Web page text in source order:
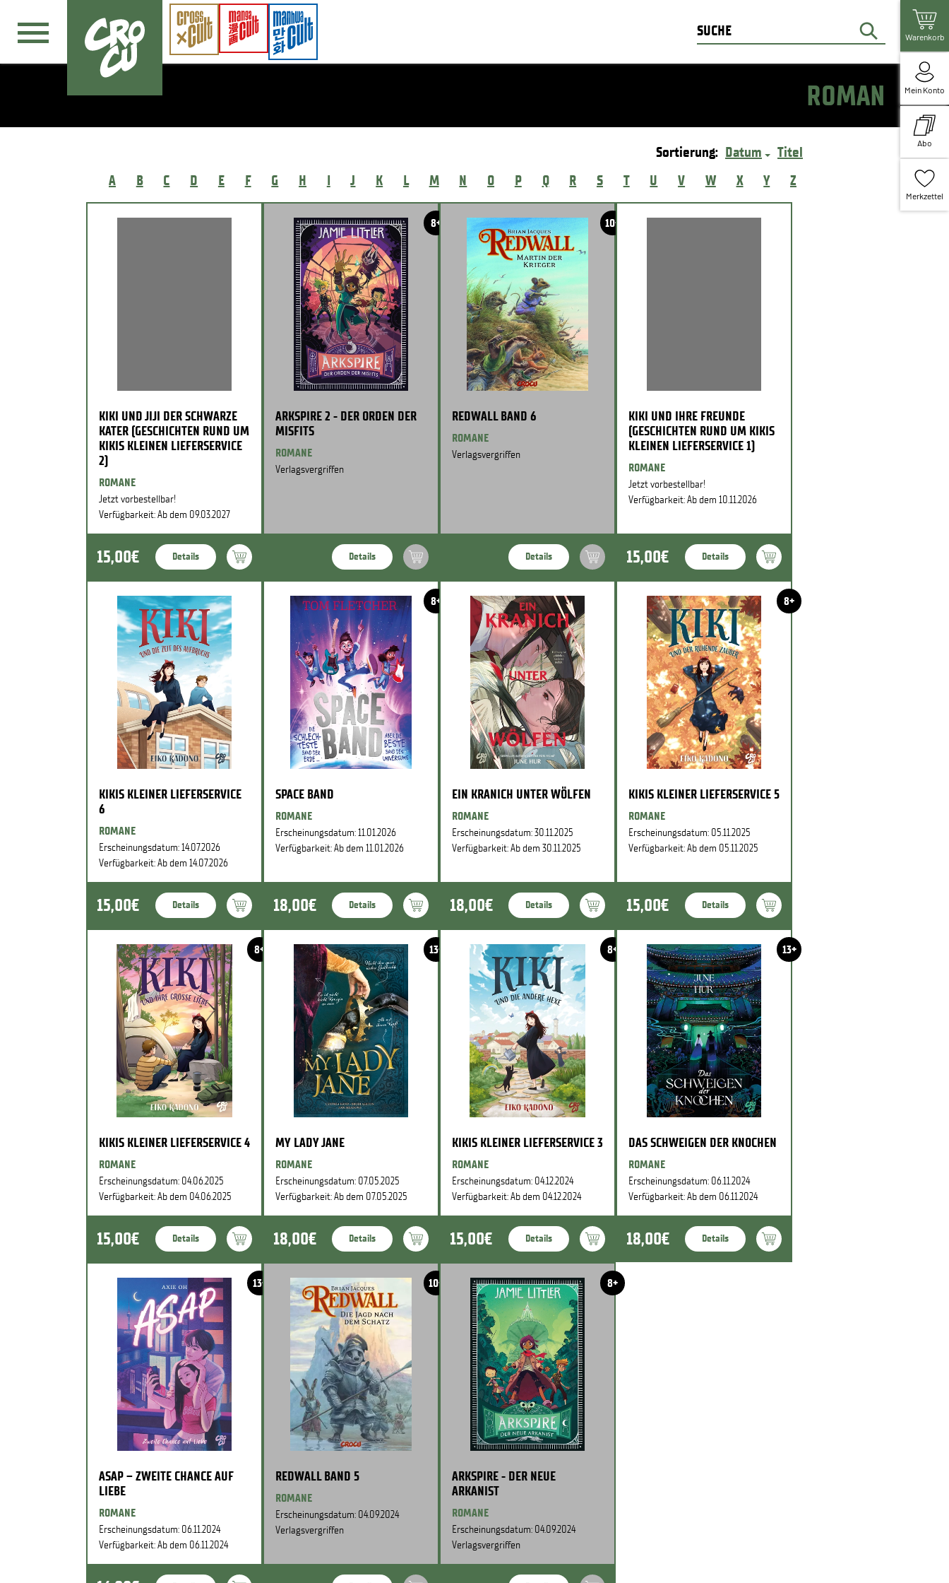
Warenkorb
Mein Konto
Abo
Merkzettel
ROMAN
Sortierung: Datum
Titel
A
B C D E F G H I J K L M N O P Q R S T U V W X Y Z
KIKI UND JIJI DER SCHWARZE
KATER (GESCHICHTEN RUND UM
KIKIS KLEINEN LIEFERSERVICE
2)
ROMANE
Jetzt vorbestellbar!
Verfügbarkeit: Ab dem 09.03.2027
15,00€ Details
8+
ARKSPIRE 2 - DER ORDEN DER
MISFITS
ROMANE
Verlagsvergriffen
Details
10+
REDWALL BAND 6
ROMANE
Verlagsvergriffen
Details
KIKI UND IHRE FREUNDE
(GESCHICHTEN RUND UM KIKIS
KLEINEN LIEFERSERVICE 1)
ROMANE
Jetzt vorbestellbar!
Verfügbarkeit: Ab dem 10.11.2026
15,00€ Details
KIKIS KLEINER LIEFERSERVICE
6
ROMANE
Erscheinungsdatum: 14.07.2026
Verfügbarkeit: Ab dem 14.07.2026
15,00€ Details
8+
SPACE BAND
ROMANE
Erscheinungsdatum: 11.01.2026
Verfügbarkeit: Ab dem 11.01.2026
18,00€ Details
EIN KRANICH UNTER WÖLFEN
ROMANE
Erscheinungsdatum: 30.11.2025
Verfügbarkeit: Ab dem 30.11.2025
18,00€ Details
8+
KIKIS KLEINER LIEFERSERVICE 5
ROMANE
Erscheinungsdatum: 05.11.2025
Verfügbarkeit: Ab dem 05.11.2025
15,00€ Details
8+
KIKIS KLEINER LIEFERSERVICE 4
ROMANE
Erscheinungsdatum: 04.06.2025
Verfügbarkeit: Ab dem 04.06.2025
15,00€ Details
13+
MY LADY JANE
ROMANE
Erscheinungsdatum: 07.05.2025
Verfügbarkeit: Ab dem 07.05.2025
18,00€ Details
8+
KIKIS KLEINER LIEFERSERVICE 3
ROMANE
Erscheinungsdatum: 04.12.2024
Verfügbarkeit: Ab dem 04.12.2024
15,00€ Details
13+
DAS SCHWEIGEN DER KNOCHEN
ROMANE
Erscheinungsdatum: 06.11.2024
Verfügbarkeit: Ab dem 06.11.2024
18,00€ Details
13+
ASAP – ZWEITE CHANCE AUF
LIEBE
ROMANE
Erscheinungsdatum: 06.11.2024
Verfügbarkeit: Ab dem 06.11.2024
10+
REDWALL BAND 5
ROMANE
Erscheinungsdatum: 04.09.2024
Verlagsvergriffen
8+
ARKSPIRE - DER NEUE
ARKANIST
ROMANE
Erscheinungsdatum: 04.09.2024
Verlagsvergriffen